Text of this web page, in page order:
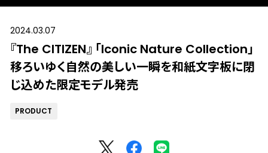
2024.03.07
『The CITIZEN』 「Iconic Nature Collection」
移ろいゆく自然の美しい一瞬を和紙文字板に閉
じ込めた限定モデル発売
PRODUCT